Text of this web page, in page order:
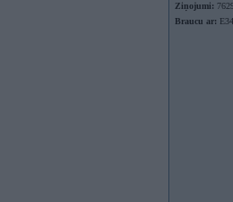
Ziņojumi:
Braucu ar: E34